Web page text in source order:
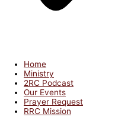
Home
Ministry
2RC Podcast
Our Events
Prayer Request
RRC Mission